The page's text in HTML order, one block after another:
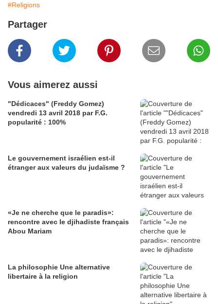
#Religions
Partager
Vous aimerez aussi
"Dédicaces" (Freddy Gomez)
vendredi 13 avril 2018 par F.G.
popularité : 100%
Le gouvernement israélien est-il
étranger aux valeurs du judaïsme ?
«Je ne cherche que le paradis»:
rencontre avec le djihadiste français
Abou Mariam
La philosophie Une alternative
libertaire à la religion